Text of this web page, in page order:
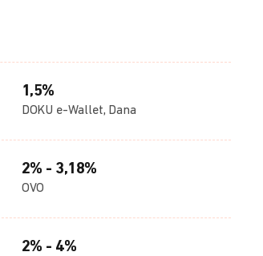
1,5%
DOKU e-Wallet, Dana
2% - 3,18%
OVO
2% - 4%